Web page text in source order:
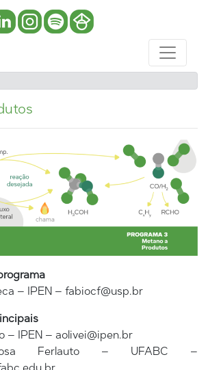
– IPEN – fabiocf@usp.br
– IPEN – aolivei@ipen.br
Ferlauto – UFABC –